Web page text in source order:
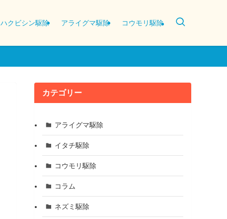
ハクビシン駆除 アライグマ駆除 コウモリ駆除
カテゴリー
アライグマ駆除
イタチ駆除
コウモリ駆除
コラム
ネズミ駆除